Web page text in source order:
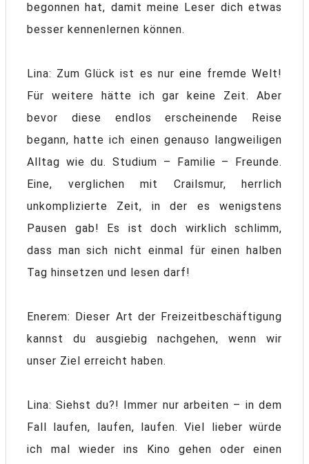
begonnen hat, damit meine Leser dich etwas
besser kennenlernen können.
Lina: Zum Glück ist es nur eine fremde Welt!
Für weitere hätte ich gar keine Zeit. Aber
bevor diese endlos erscheinende Reise
begann, hatte ich einen genauso langweiligen
Alltag wie du. Studium – Familie – Freunde.
Eine, verglichen mit Crailsmur, herrlich
unkomplizierte Zeit, in der es wenigstens
Pausen gab! Es ist doch wirklich schlimm,
dass man sich nicht einmal für einen halben
Tag hinsetzen und lesen darf!
Enerem: Dieser Art der Freizeitbeschäftigung
kannst du ausgiebig nachgehen, wenn wir
unser Ziel erreicht haben.
Lina: Siehst du?! Immer nur arbeiten – in dem
Fall laufen, laufen, laufen. Viel lieber würde
ich mal wieder ins Kino gehen oder einen